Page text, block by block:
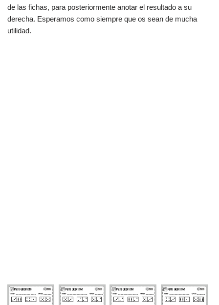
de las fichas, para posteriormente anotar el resultado a su
derecha. Esperamos como siempre que os sean de mucha
utilidad.